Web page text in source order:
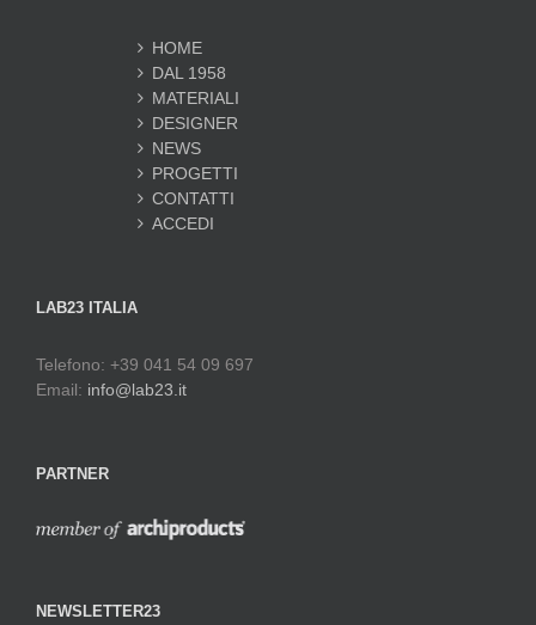
HOME
DAL 1958
MATERIALI
DESIGNER
NEWS
PROGETTI
CONTATTI
ACCEDI
LAB23 ITALIA
Telefono: +39 041 54 09 697
Email: info@lab23.it
PARTNER
NEWSLETTER23